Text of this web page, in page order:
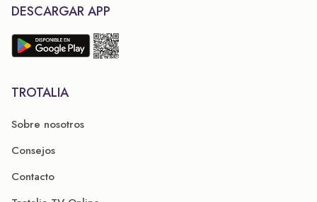
DESCARGAR APP
TROTALIA
Sobre nosotros
Consejos
Contacto